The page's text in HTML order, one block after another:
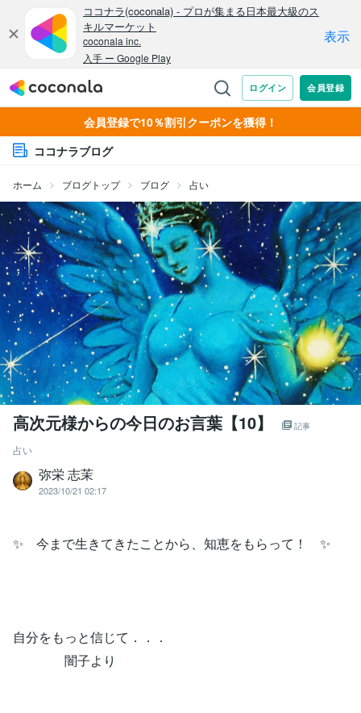
会員登録で10％割引クーポンを獲得！
ココナラブログ
ホーム ブログトップ ブログ 占い
高次元様からの今日のお言葉【10】 記事
占い
弥栄 志茉
2023/10/21 02:17
✨ 今まで生きてきたことから、知恵をもらって！ ✨
自分をもっと信じて．．．
闇子より